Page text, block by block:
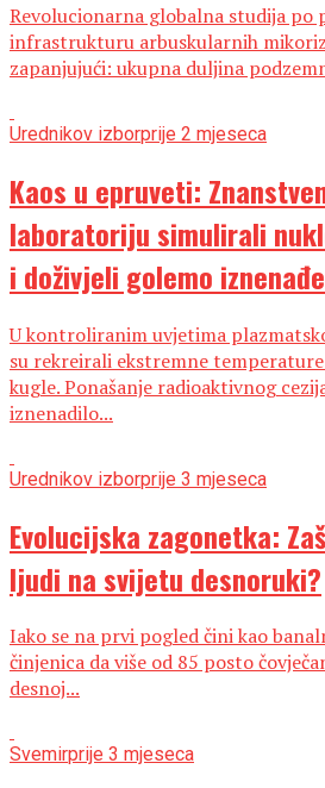
Revolucionarna globalna studija po
infrastrukturu arbuskularnih
zapanjujući: ukupna duljina
Urednikov izborprije 2 mjeseca
Kaos u epruveti:
laboratoriju simulirali
i doživjeli golemo
U kontroliranim uvjetima
su rekreirali ekstremne
kugle. Ponašanje radioaktivnog
iznenadilo...
Urednikov izborprije 3 mjeseca
Evolucijska zagonetka:
ljudi na svijetu desnoruki?
Iako se na prvi pogled čini kao
činjenica da više od 85 posto
desnoj...
Svemirprije 3 mjeseca